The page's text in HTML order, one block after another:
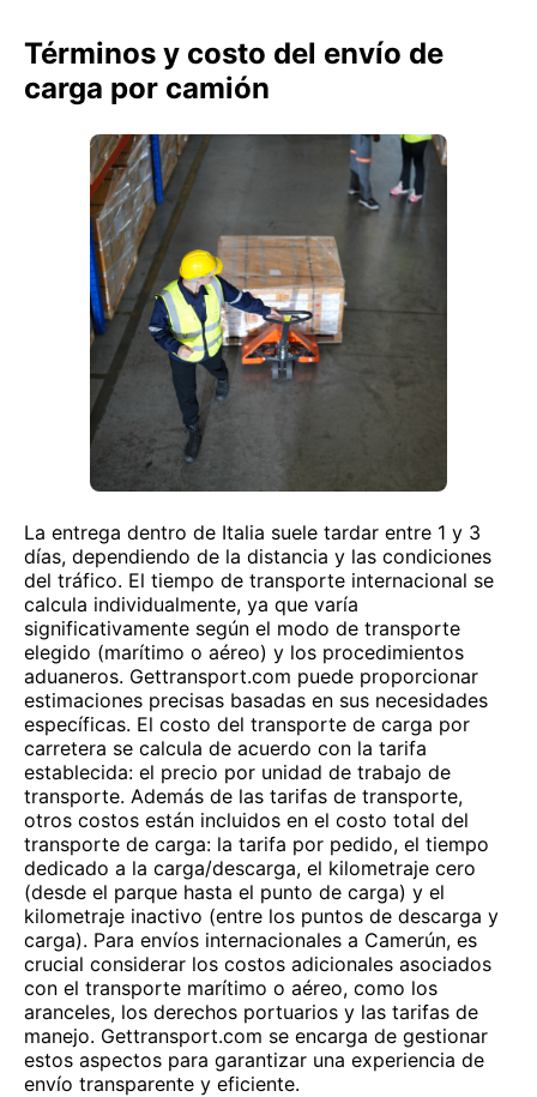
Términos y costo del envío de
carga por camión
La entrega dentro de Italia suele tardar entre 1 y 3
días, dependiendo de la distancia y las condiciones
del tráfico. El tiempo de transporte internacional se
calcula individualmente, ya que varía
significativamente según el modo de transporte
elegido (marítimo o aéreo) y los procedimientos
aduaneros. Gettransport.com puede proporcionar
estimaciones precisas basadas en sus necesidades
específicas. El costo del transporte de carga por
carretera se calcula de acuerdo con la tarifa
establecida: el precio por unidad de trabajo de
transporte. Además de las tarifas de transporte,
otros costos están incluidos en el costo total del
transporte de carga: la tarifa por pedido, el tiempo
dedicado a la carga/descarga, el kilometraje cero
(desde el parque hasta el punto de carga) y el
kilometraje inactivo (entre los puntos de descarga y
carga). Para envíos internacionales a Camerún, es
crucial considerar los costos adicionales asociados
con el transporte marítimo o aéreo, como los
aranceles, los derechos portuarios y las tarifas de
manejo. Gettransport.com se encarga de gestionar
estos aspectos para garantizar una experiencia de
envío transparente y eficiente.